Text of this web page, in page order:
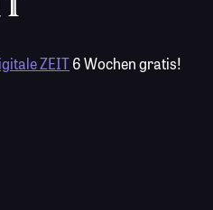
ZEIT6 Wochen gratis!